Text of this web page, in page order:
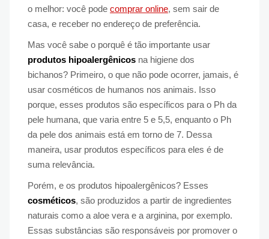
o melhor: você pode comprar online, sem sair de
casa, e receber no endereço de preferência.
Mas você sabe o porquê é tão importante usar
produtos hipoalergênicos na higiene dos
bichanos? Primeiro, o que não pode ocorrer, jamais, é
usar cosméticos de humanos nos animais. Isso
porque, esses produtos são específicos para o Ph da
pele humana, que varia entre 5 e 5,5, enquanto o Ph
da pele dos animais está em torno de 7. Dessa
maneira, usar produtos específicos para eles é de
suma relevância.
Porém, e os produtos hipoalergênicos? Esses
cosméticos, são produzidos a partir de ingredientes
naturais como a aloe vera e a arginina, por exemplo.
Essas substâncias são responsáveis por promover o